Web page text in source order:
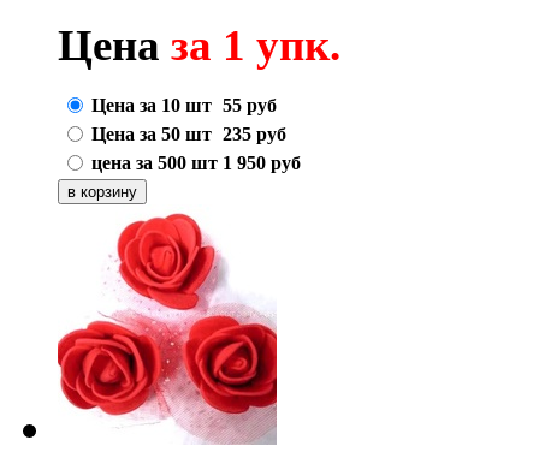
Цена за 1 упк.
Цена за 10 шт 55 руб
Цена за 50 шт 235 руб
цена за 500 шт 1 950 руб